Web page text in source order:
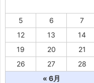
« 6月
5
6 7
12
13 14
19
20 21
26
27 28